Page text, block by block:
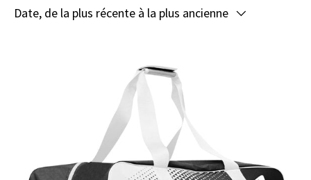
Date, de la plus récente à la plus ancienne